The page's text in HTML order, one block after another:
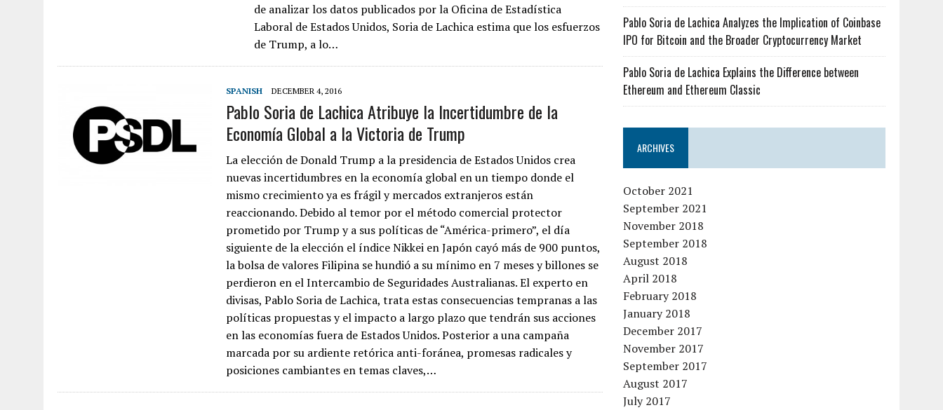
de analizar los datos publicados por la Oficina de Estadística
Laboral de Estados Unidos, Soria de Lachica estima que los esfuerzos
de Trump, a lo…
SPANISH DECEMBER 4, 2016
Pablo Soria de Lachica Atribuye la Incertidumbre de la
Economía Global a la Victoria de Trump
La elección de Donald Trump a la presidencia de Estados Unidos crea
nuevas incertidumbres en la economía global en un tiempo donde el
mismo crecimiento ya es frágil y mercados extranjeros están
reaccionando. Debido al temor por el método comercial protector
prometido por Trump y a sus políticas de “América-primero”, el día
siguiente de la elección el índice Nikkei en Japón cayó más de 900 puntos,
la bolsa de valores Filipina se hundió a su mínimo en 7 meses y billones se
perdieron en el Intercambio de Seguridades Australianas. El experto en
divisas, Pablo Soria de Lachica, trata estas consecuencias tempranas a las
políticas propuestas y el impacto a largo plazo que tendrán sus acciones
en las economías fuera de Estados Unidos. Posterior a una campaña
marcada por su ardiente retórica anti-foránea, promesas radicales y
posiciones cambiantes en temas claves,…
Pablo Soria de Lachica Analyzes the Implication of Coinbase
IPO for Bitcoin and the Broader Cryptocurrency Market
Pablo Soria de Lachica Explains the Difference between
Ethereum and Ethereum Classic
ARCHIVES
October 2021
September 2021
November 2018
September 2018
August 2018
April 2018
February 2018
January 2018
December 2017
November 2017
September 2017
August 2017
July 2017